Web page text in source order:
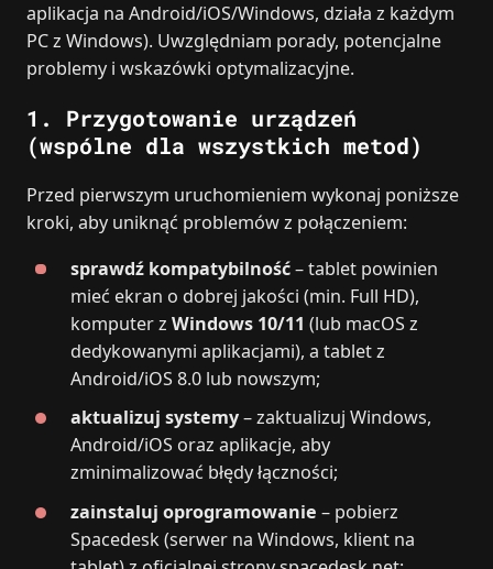
aplikacja na Android/iOS/Windows, działa z każdym
PC z Windows). Uwzględniam porady, potencjalne
problemy i wskazówki optymalizacyjne.
1. Przygotowanie urządzeń
(wspólne dla wszystkich metod)
Przed pierwszym uruchomieniem wykonaj poniższe
kroki, aby uniknąć problemów z połączeniem:
sprawdź kompatybilność– tablet powinien
mieć ekran o dobrej jakości (min. Full HD),
komputer zWindows 10/11 (lub macOS z
dedykowanymi aplikacjami), a tablet z
Android/iOS 8.0 lub nowszym;
aktualizuj systemy– zaktualizuj Windows,
Android/iOS oraz aplikacje, aby
zminimalizować błędy łączności;
zainstaluj oprogramowanie – pobierz
Spacedesk (serwer na Windows, klient na